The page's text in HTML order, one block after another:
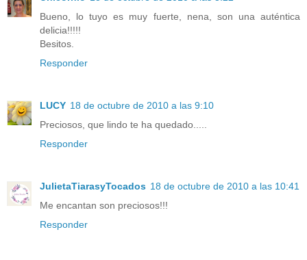
Bueno, lo tuyo es muy fuerte, nena, son una auténtica
delicia!!!!!
Besitos.
Responder
LUCY 18 de octubre de 2010 a las 9:10
Preciosos, que lindo te ha quedado.....
Responder
JulietaTiarasyTocados 18 de octubre de 2010 a las 10:41
Me encantan son preciosos!!!
Responder